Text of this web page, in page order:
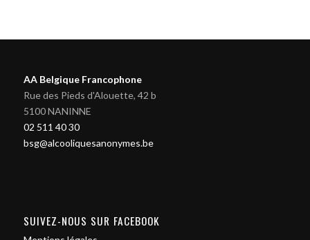
AA Belgique Francophone
Rue des Pieds d'Alouette, 42 b
5100 NANINNE
02 511 40 30
bsg@alcooliquesanonymes.be
SUIVEZ-NOUS SUR FACEBOOK